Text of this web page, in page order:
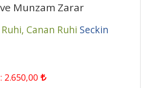
Munzam Zarar
Canan Ruhi Seckin
: 2.650,00